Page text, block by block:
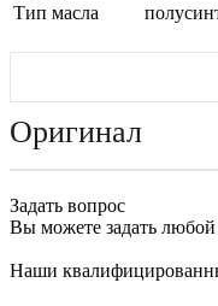
Тип масла
Оригинал
Задать вопрос
Вы можете задать любой
Наши